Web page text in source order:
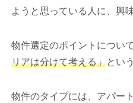
ようと思っている人に、興
物件選定のポイントについ
リアは分けて考える」とい
物件のタイプには、アパー